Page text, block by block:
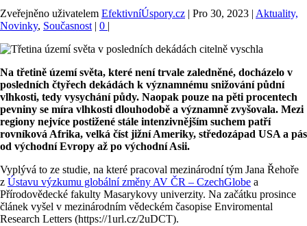
Zveřejněno uživatelem EfektivníÚspory.cz | Pro 30, 2023 | Aktuality,
Novinky, Současnost | 0 |
Na třetině území světa, které není trvale zaledněné, docházelo v
posledních čtyřech dekádách k významnému snižování půdní
vlhkosti, tedy vysychání půdy. Naopak pouze na pěti procentech
pevniny se míra vlhkosti dlouhodobě a významně zvyšovala. Mezi
regiony nejvíce postižené stále intenzivnějším suchem patří
rovníková Afrika, velká číst jižní Ameriky, středozápad USA a pás
od východní Evropy až po východní Asii.
Vyplývá to ze studie, na které pracoval mezinárodní tým Jana Řehoře
z Ústavu výzkumu globální změny AV ČR – CzechGlobe a
Přírodovědecké fakulty Masarykovy univerzity. Na začátku prosince
článek vyšel v mezinárodním vědeckém časopise Enviromental
Research Letters (https://1url.cz/2uDCT).